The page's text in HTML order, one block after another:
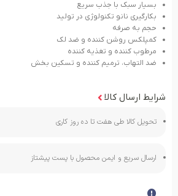
بسیار سبک با جذب سریع
بکارگیری نانو تکنولوژی در تولید
حجم به صرفه
کمپلکس روشن کننده و ضد لک
مرطوب کننده و تغذیه کننده
ضد التهاب، ترمیم کننده و تسکین بخش
شرایط ارسال کالا
تحویل کالا طی هفت تا ده روز کاری
ارسال سریع و ایمن محصول با پست پیشتاز